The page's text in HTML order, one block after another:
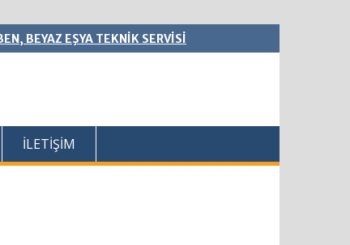
BEYAZ EŞYA TEKNİK SERVİSİ
İLETİŞİM